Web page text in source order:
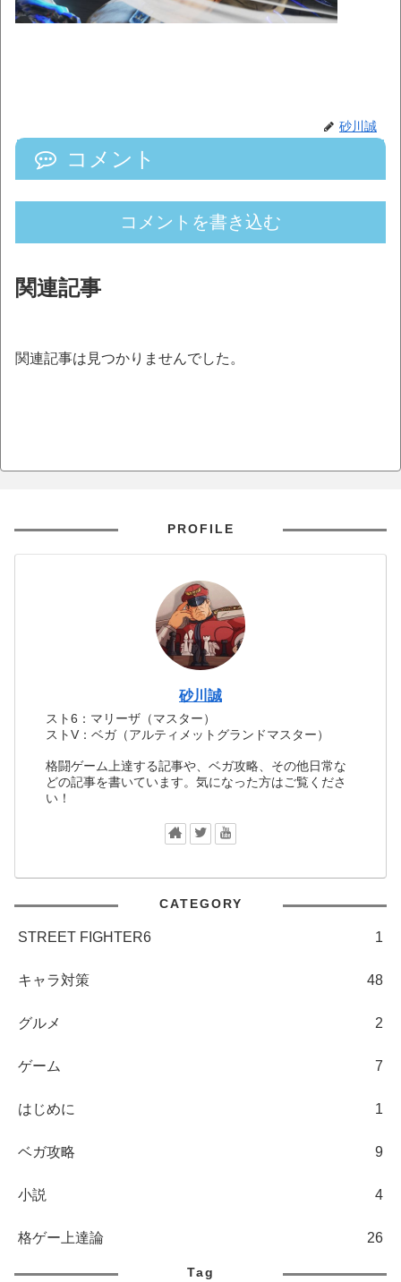
砂川誠
コメント
コメントを書き込む
関連記事
関連記事は見つかりませんでした。
PROFILE
砂川誠
スト6：マリーザ（マスター）
ストV：ベガ（アルティメットグランドマスター）
格闘ゲーム上達する記事や、ベガ攻略、その他日常な
どの記事を書いています。気になった方はご覧くださ
い！
CATEGORY
STREET FIGHTER6 1
キャラ対策 48
グルメ 2
ゲーム 7
はじめに 1
ベガ攻略 9
小説 4
格ゲー上達論 26
Tag